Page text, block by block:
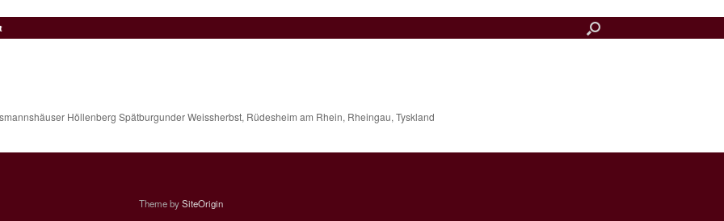
Höllenberg Spätburgunder Weissherbst, Rüdesheim am Rhein, Rheingau, Tyskland
Theme bySiteOrigin